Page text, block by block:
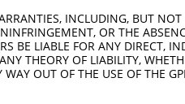
INCLUDING, BUT
OR THE
BE LIABLE FOR ANY DIRECT,
THEORY OF LIABILITY,
OUT OF THE USE OF THE